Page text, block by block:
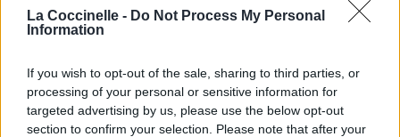
La Coccinelle - Do Not Process My Personal
Information
If you wish to opt-out of the sale, sharing to third parties, or
processing of your personal or sensitive information for
targeted advertising by us, please use the below opt-out
section to confirm your selection. Please note that after your
Chanteurs :
Chelou
Paroles + Traduction Téléchargement
Vidéos